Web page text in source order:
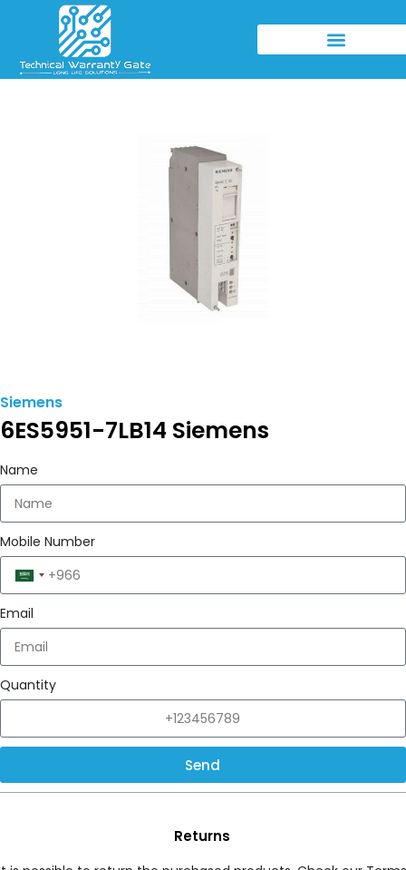
Siemens
6ES5951-7LB14 Siemens
Name
Mobile Number
Saudi
Arabia
+966
Email
Quantity
Send
Returns